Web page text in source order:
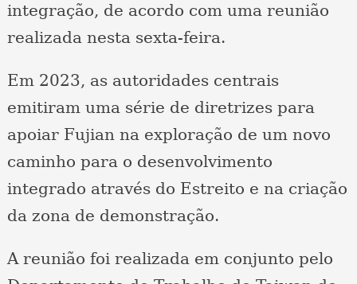
integração, de acordo com uma reunião
realizada nesta sexta-feira.
Em 2023, as autoridades centrais
emitiram uma série de diretrizes para
apoiar Fujian na exploração de um novo
caminho para o desenvolvimento
integrado através do Estreito e na criação
da zona de demonstração.
A reunião foi realizada em conjunto pelo